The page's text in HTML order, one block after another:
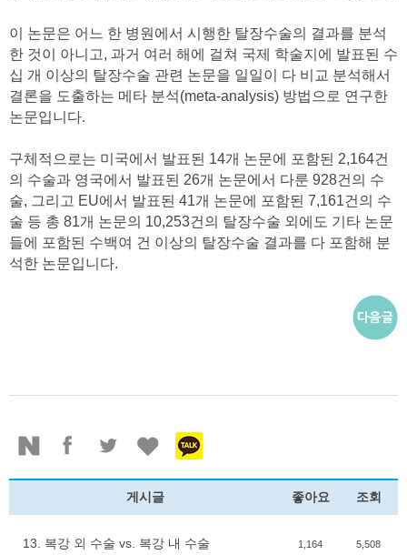
이 논문은 어느 한 병원에서 시행한 탈장수술의 결과를 분석
한 것이 아니고, 과거 여러 해에 걸쳐 국제 학술지에 발표된 수
십 개 이상의 탈장수술 관련 논문을 일일이 다 비교 분석해서
결론을 도출하는 메타 분석(meta-analysis) 방법으로 연구한
논문입니다.
구체적으로는 미국에서 발표된 14개 논문에 포함된 2,164건
의 수술과 영국에서 발표된 26개 논문에서 다룬 928건의 수
술, 그리고 EU에서 발표된 41개 논문에 포함된 7,161건의 수
술 등 총 81개 논문의 10,253건의 탈장수술 외에도 기타 논문
들에 포함된 수백여 건 이상의 탈장수술 결과를 다 포함해 분
석한 논문입니다.
게시글 좋아요 조회
13. 복강 외 수술 vs. 복강 내 수술 1,164 5,508